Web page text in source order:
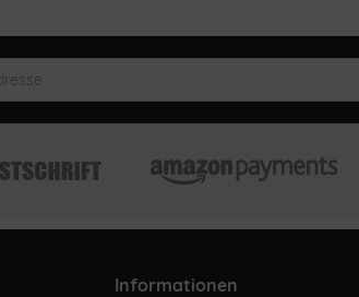
Informationen